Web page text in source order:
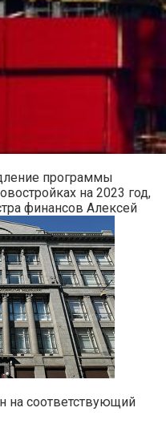
программы
на 2023 год,
финансов Алексей
на соответствующий